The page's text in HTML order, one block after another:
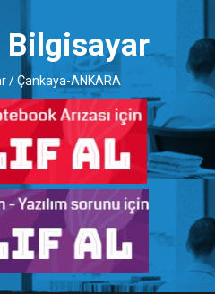
Bilgisayar
/ Çankaya-ANKARA